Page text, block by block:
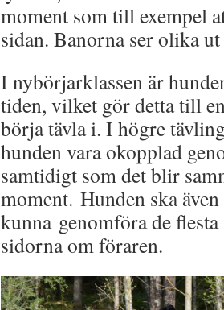
moment som till exempel
sidan. Banorna ser olika
I nybörjarklassen är
tiden, vilket gör detta till
börja tävla i. I högre
hunden vara okopplad
samtidigt som det blir
moment. Hunden ska även
kunna genomföra de
sidorna om föraren.